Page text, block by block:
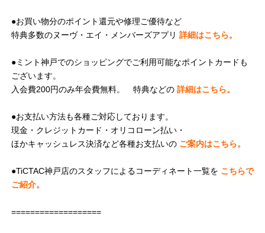
●お買い物分のポイント還元や修理ご優待など
特典多数のヌーヴ・エイ・メンバーズアプリ 詳細はこちら。
●ミント神戸でのショッピングでご利用可能なポイントカードも
ございます。
入会費200円のみ年会費無料。 特典などの 詳細はこちら。
●お支払い方法も各種ご対応しております。
現金・クレジットカード・オリコローン払い・
ほかキャッシュレス決済など各種お支払いの ご案内はこちら。
●TiCTAC神戸店のスタッフによるコーディネート一覧を こちらで
ご紹介。
===================